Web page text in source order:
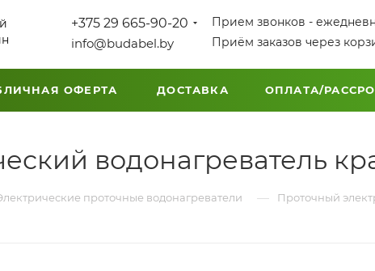
+375 29 665-90-20
info@budabel.by
Прием звонков -
Приём заказов через
ОФЕРТА ДОСТАВКА ОПЛАТА/
водонагреватель
проточные водонагреватели — Проточный